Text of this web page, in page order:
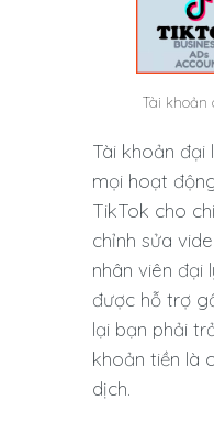
Tài khoản
Tài khoản
mọi hoạt
TikTok cho
chỉnh sửa
nhân viên đại
được hỗ trợ
lại bạn phải
khoản tiền là
dịch.